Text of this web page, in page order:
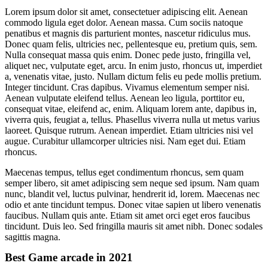
Lorem ipsum dolor sit amet, consectetuer adipiscing elit. Aenean
commodo ligula eget dolor. Aenean massa. Cum sociis natoque
penatibus et magnis dis parturient montes, nascetur ridiculus mus.
Donec quam felis, ultricies nec, pellentesque eu, pretium quis, sem.
Nulla consequat massa quis enim. Donec pede justo, fringilla vel,
aliquet nec, vulputate eget, arcu. In enim justo, rhoncus ut, imperdiet
a, venenatis vitae, justo. Nullam dictum felis eu pede mollis pretium.
Integer tincidunt. Cras dapibus. Vivamus elementum semper nisi.
Aenean vulputate eleifend tellus. Aenean leo ligula, porttitor eu,
consequat vitae, eleifend ac, enim. Aliquam lorem ante, dapibus in,
viverra quis, feugiat a, tellus. Phasellus viverra nulla ut metus varius
laoreet. Quisque rutrum. Aenean imperdiet. Etiam ultricies nisi vel
augue. Curabitur ullamcorper ultricies nisi. Nam eget dui. Etiam
rhoncus.
Maecenas tempus, tellus eget condimentum rhoncus, sem quam
semper libero, sit amet adipiscing sem neque sed ipsum. Nam quam
nunc, blandit vel, luctus pulvinar, hendrerit id, lorem. Maecenas nec
odio et ante tincidunt tempus. Donec vitae sapien ut libero venenatis
faucibus. Nullam quis ante. Etiam sit amet orci eget eros faucibus
tincidunt. Duis leo. Sed fringilla mauris sit amet nibh. Donec sodales
sagittis magna.
Best Game arcade in 2021